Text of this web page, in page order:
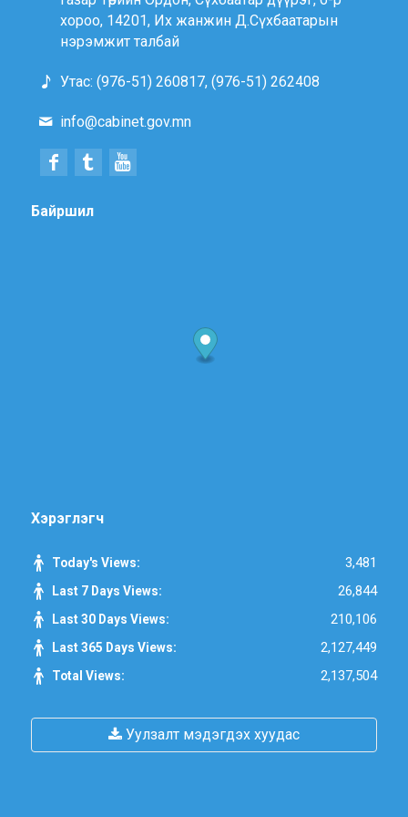
хороо, 14201, Их жанжин Д.Сүхбаатарын
нэрэмжит талбай
Утас: (976-51) 260817, (976-51) 262408
info@cabinet.gov.mn
Байршил
Хэрэглэгч
Today's Views: 3,481
Last 7 Days Views: 26,844
Last 30 Days Views: 210,106
Last 365 Days Views: 2,127,449
Total Views: 2,137,504
Уулзалт мэдэгдэх хуудас